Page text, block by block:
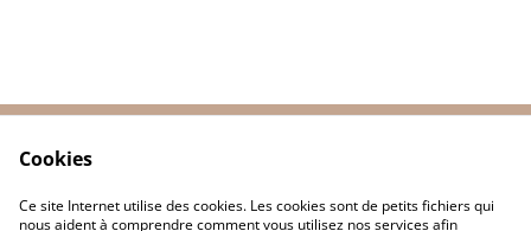
Politique de
confidentialité
Politique de cookies
Cookies
Ce site Internet utilise des cookies. Les cookies sont de petits fichiers qui
nous aident à comprendre comment vous utilisez nos services afin